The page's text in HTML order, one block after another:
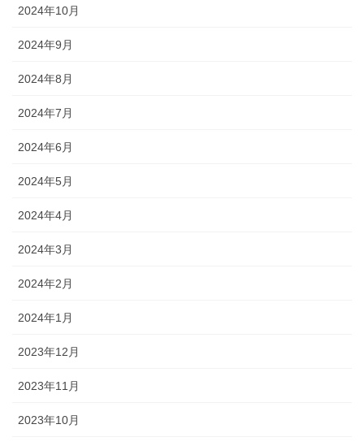
2024年10月
2024年9月
2024年8月
2024年7月
2024年6月
2024年5月
2024年4月
2024年3月
2024年2月
2024年1月
2023年12月
2023年11月
2023年10月